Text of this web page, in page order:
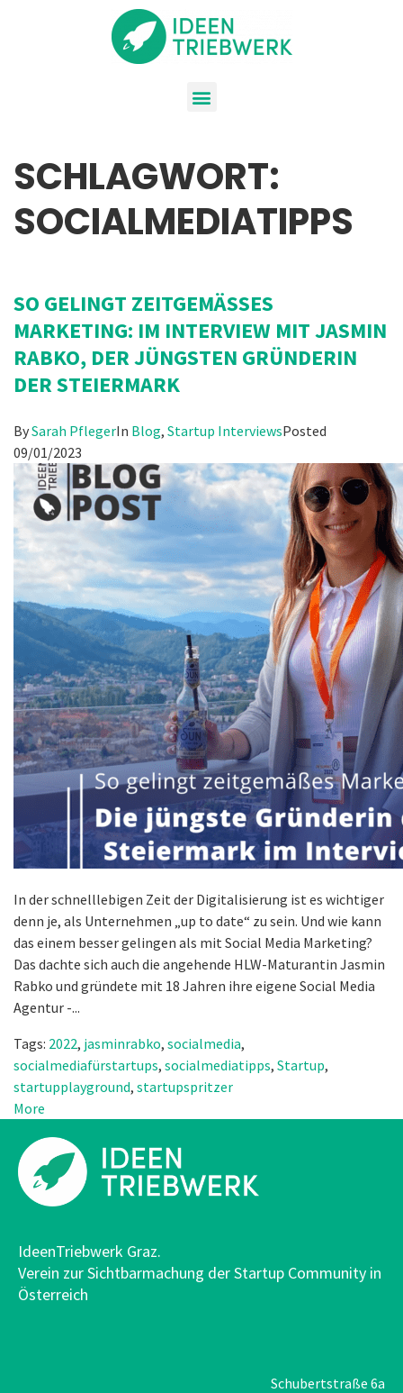
SCHLAGWORT:
SOCIALMEDIATIPPS
SO GELINGT ZEITGEMÄSSES M
ARKETING: IM INTERVIEW MIT JASMIN R
ABKO, DER JÜNGSTEN GRÜNDERIN D
ER STEIERMARK
BySarah PflegerIn Blog, Startup InterviewsPosted
09/01/2023
In der schnelllebigen Zeit der Digitalisierung ist es wichtiger
denn je, als Unternehmen „up to date“ zu sein. Und wie kann
das einem besser gelingen als mit Social Media Marketing?
Das dachte sich auch die angehende HLW-Maturantin Jasmin
Rabko und gründete mit 18 Jahren ihre eigene Social Media
Agentur -...
Tags: 2022, jasminrabko, socialmedia,
socialmediafürstartups, socialmediatipps, Startup,
startupplayground, startupspritzer
More
IdeenTriebwerk Graz.
Verein zur Sichtbarmachung der Startup Community in
Österreich
Schubertstraße 6a